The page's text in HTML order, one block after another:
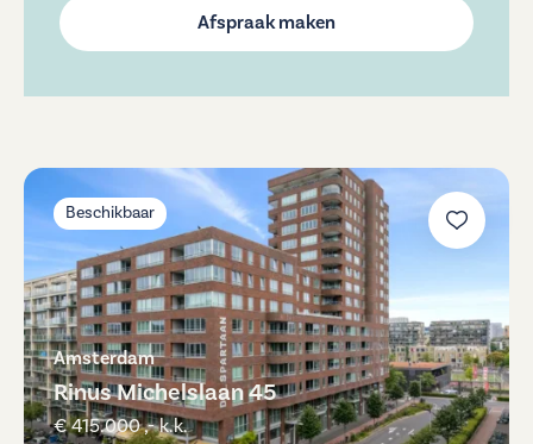
Afspraak maken
Beschikbaar
Amsterdam
Rinus Michelslaan 45
€ 415.000 ,- k.k.